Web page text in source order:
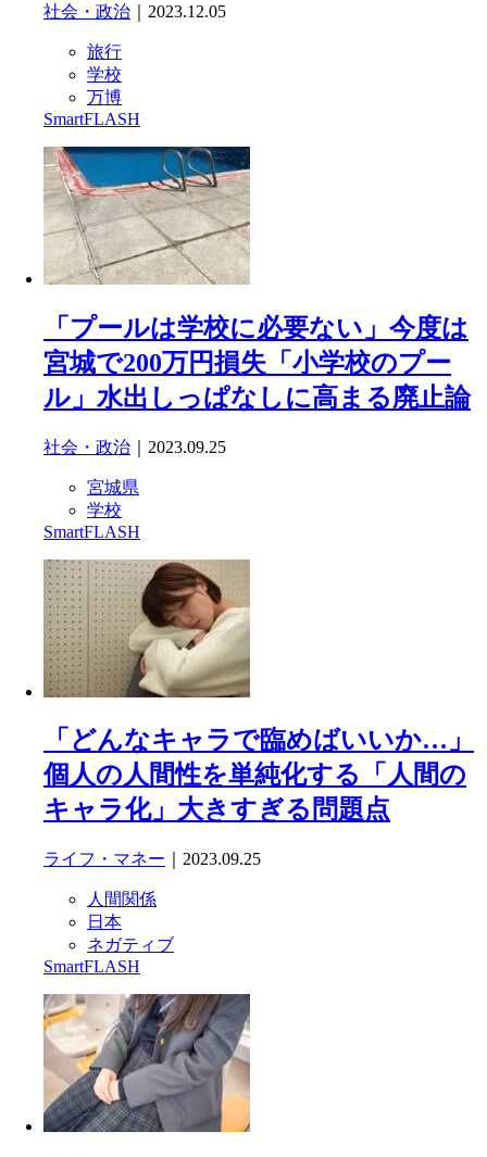
社会・政治 ｜2023.12.05
旅行
学校
万博
SmartFLASH
「プールは学校に必要ない」今度は
宮城で200万円損失「小学校のプー
ル」水出しっぱなしに高まる廃止論
社会・政治 ｜2023.09.25
宮城県
学校
SmartFLASH
「どんなキャラで臨めばいいか…」
個人の人間性を単純化する「人間の
キャラ化」大きすぎる問題点
ライフ・マネー ｜2023.09.25
人間関係
日本
ネガティブ
SmartFLASH